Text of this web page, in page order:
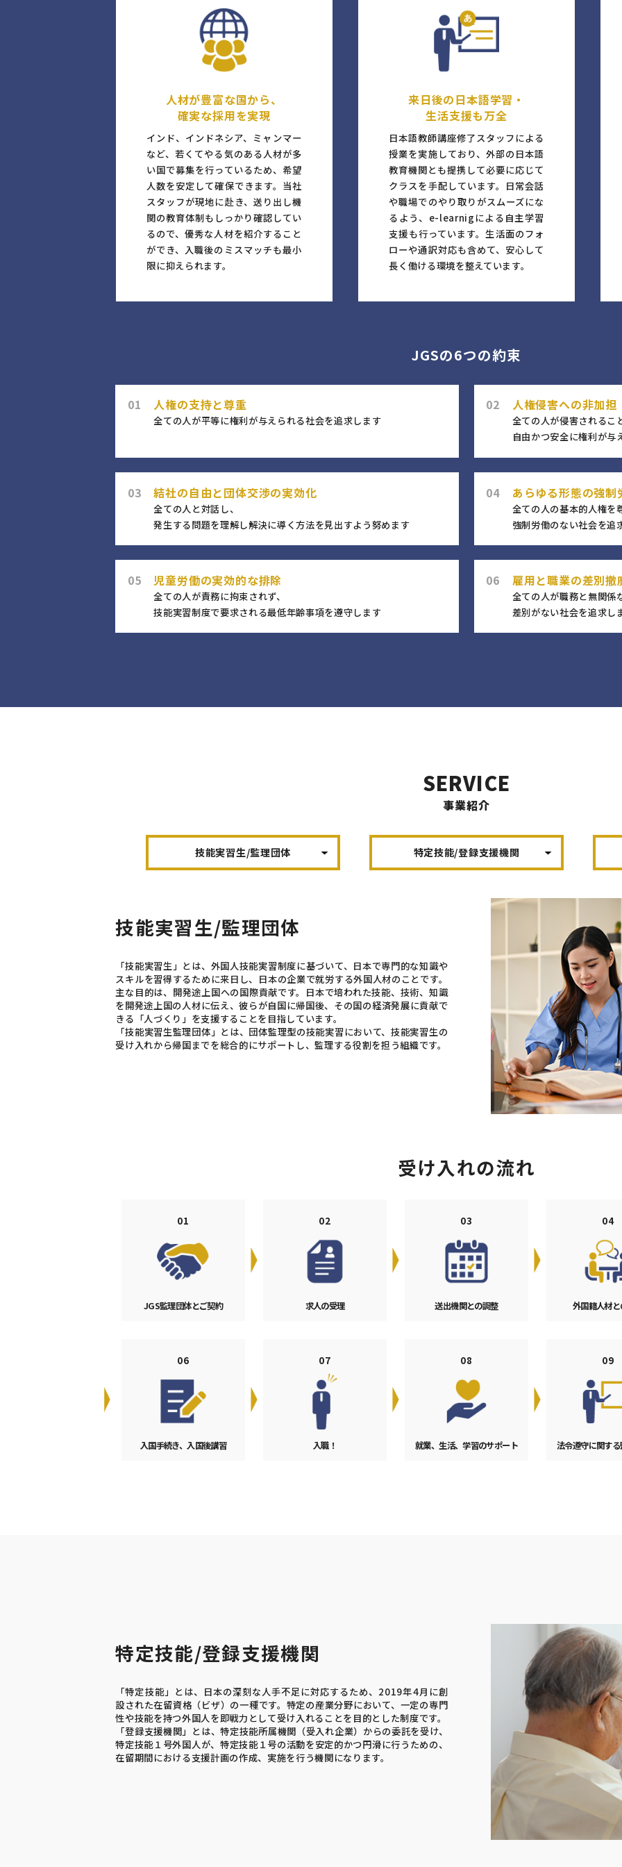
人材が豊富な国から、
確実な採用を実現
インド、インドネシア、ミャンマー
など、若くてやる気のある人材が多
い国で募集を行っているため、希望
人数を安定して確保できます。当社
スタッフが現地に赴き、送り出し機
関の教育体制もしっかり確認してい
るので、優秀な人材を紹介すること
ができ、入職後のミスマッチも最小
限に抑えられます。
来日後の日本語学習・
生活支援も万全
日本語教師講座修了スタッフによる
授業を実施しており、外部の日本語
教育機関とも提携して必要に応じて
クラスを手配しています。日常会話
や職場でのやり取りがスムーズにな
るよう、e-learnigによる自主学習
支援も行っています。生活面のフォ
ローや通訳対応も含めて、安心して
長く働ける環境を整えています。
JGSの6つの約束
01 人権の支持と尊重
全ての人が平等に権利が与えられる社会を追求します
02 人権侵害への非加担
全ての人が侵害されるこ
自由かつ安全に権利が与
03 結社の自由と団体交渉の実効化
全ての人と対話し、
発生する問題を理解し解決に導く方法を見出すよう努めます
04 あらゆる形態の強制
全ての人の基本的人権を
強制労働のない社会を追
05 児童労働の実効的な排除
全ての人が責務に拘束されず、
技能実習制度で要求される最低年齢事項を遵守します
06 雇用と職業の差別撤
全ての人が職務と無関係
差別がない社会を追求し
SERVICE
事業紹介
技能実習生/監理団体 特定技能/登録支援機関
技能実習生/監理団体
「技能実習生」とは、外国人技能実習制度に基づいて、日本で専門的な知識や
スキルを習得するために来日し、日本の企業で就労する外国人材のことです。
主な目的は、開発途上国への国際貢献です。日本で培われた技能、技術、知識
を開発途上国の人材に伝え、彼らが自国に帰国後、その国の経済発展に貢献で
きる「人づくり」を支援することを目指しています。
「技能実習生監理団体」とは、団体監理型の技能実習において、技能実習生の
受け入れから帰国までを総合的にサポートし、監理する役割を担う組織です。
受け入れの流れ
01
JGS監理団体とご契約
02
求人の受理
03
送出機関との調整
04
外国籍人材
06
入国手続き、入国後講習
07
入職！
08
就業、生活、学習のサポート
09
法令遵守に関す
特定技能/登録支援機関
「特定技能」とは、日本の深刻な人手不足に対応するため、2019年4月に創
設された在留資格（ビザ）の一種です。特定の産業分野において、一定の専門
性や技能を持つ外国人を即戦力として受け入れることを目的とした制度です。
「登録支援機関」とは、特定技能所属機関（受入れ企業）からの委託を受け、
特定技能１号外国人が、特定技能１号の活動を安定的かつ円滑に行うための、
在留期間における支援計画の作成、実施を行う機関になります。